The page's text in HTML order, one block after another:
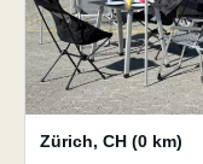
Zürich, CH (0 km)